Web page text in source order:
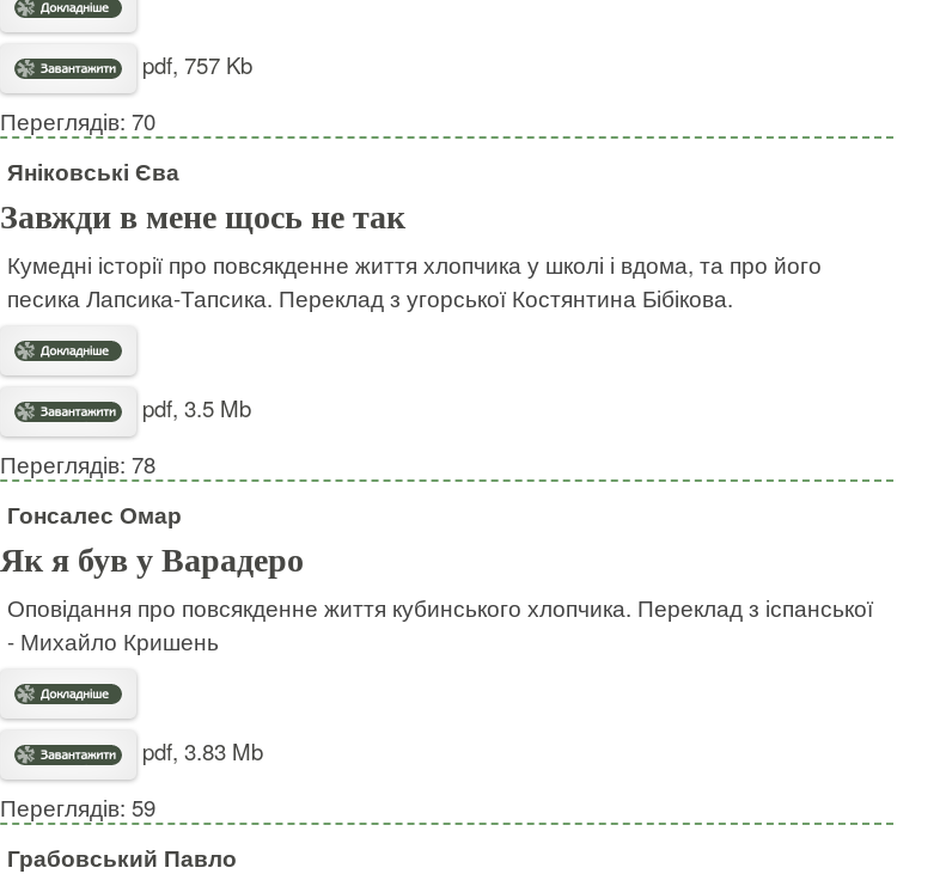
pdf, 757 Kb
Переглядів: 70
Яніковські Єва
Завжди в мене щось не так
Кумедні історії про повсякденне життя хлопчика у школі і вдома, та про його
песика Лапсика-Тапсика. Переклад з угорської Костянтина Бібікова.
pdf, 3.5 Mb
Переглядів: 78
Гонсалес Омар
Як я був у Варадеро
Оповідання про повсякденне життя кубинського хлопчика. Переклад з іспанської
- Михайло Кришень
pdf, 3.83 Mb
Переглядів: 59
Грабовський Павло